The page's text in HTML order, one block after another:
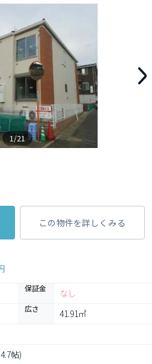
1/21
この物件を詳しくみる
保証金 なし
広さ 41.91㎡
帖)